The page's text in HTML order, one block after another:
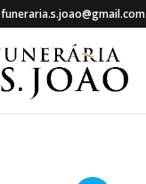
funeraria.s.joao@gmail.com